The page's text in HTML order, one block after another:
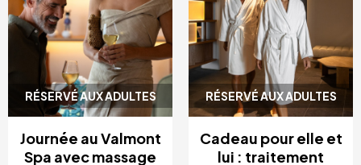
RÉSERVÉ AUX ADULTES
Journée au Valmont
Spa avec massage
RÉSERVÉ AUX ADULTES
Cadeau pour elle et
lui : traitement